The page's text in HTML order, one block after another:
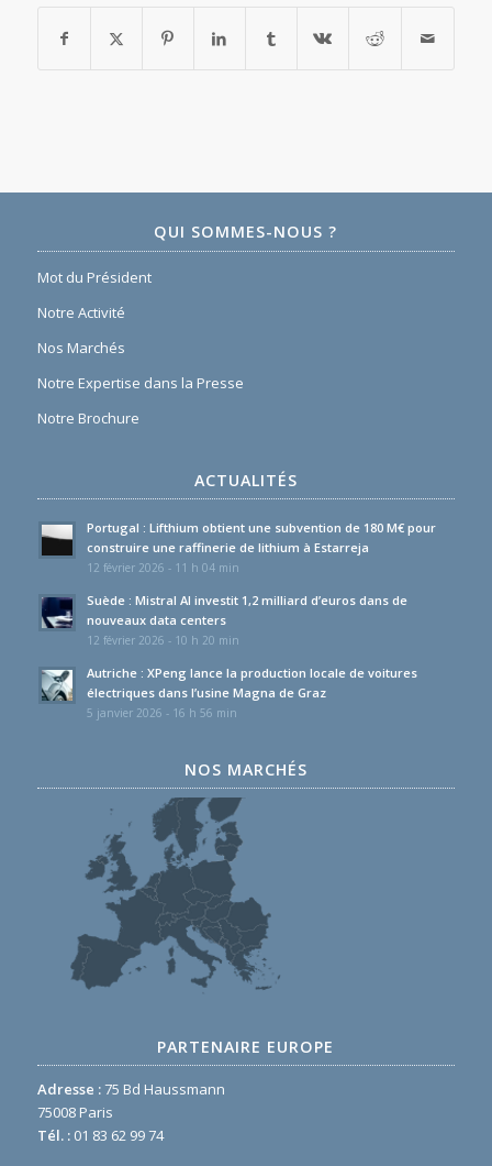
QUI SOMMES-NOUS ?
Mot du Président
Notre Activité
Nos Marchés
Notre Expertise dans la Presse
Notre Brochure
ACTUALITÉS
Portugal : Lifthium obtient une subvention de 180 M€ pour
construire une raffinerie de lithium à Estarreja
12 février 2026 - 11 h 04 min
Suède : Mistral AI investit 1,2 milliard d’euros dans de
nouveaux data centers
12 février 2026 - 10 h 20 min
Autriche : XPeng lance la production locale de voitures
électriques dans l’usine Magna de Graz
5 janvier 2026 - 16 h 56 min
NOS MARCHÉS
PARTENAIRE EUROPE
Adresse :75 Bd Haussmann
75008 Paris
Tél. :01 83 62 99 74